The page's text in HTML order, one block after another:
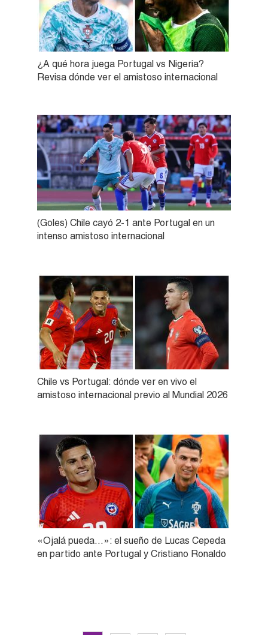
¿A qué hora juega Portugal vs Nigeria?
Revisa dónde ver el amistoso internacional
(Goles) Chile cayó 2-1 ante Portugal en un
intenso amistoso internacional
Chile vs Portugal: dónde ver en vivo el
amistoso internacional previo al Mundial 2026
«Ojalá pueda…»: el sueño de Lucas Cepeda
en partido ante Portugal y Cristiano Ronaldo